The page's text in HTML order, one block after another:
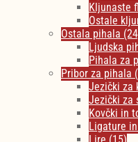
Kljunaste
Ostale
Ostala pihala
Ljudska
Pihala za
Pribor za pihala
Jezički za
Jezički za
Kovčki in
Ligature
Lire (15)